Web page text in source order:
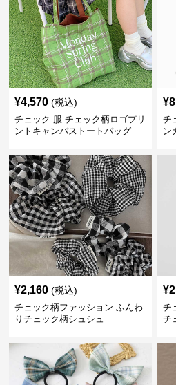
¥4,570 (税込)
チェック 服 チェック柄ロゴプリ
ントキャンバストートバッグ
¥
チ
ン
¥2,160 (税込)
チェック柄ファッション ふんわ
りチェック柄シュシュ
¥
チ
チ